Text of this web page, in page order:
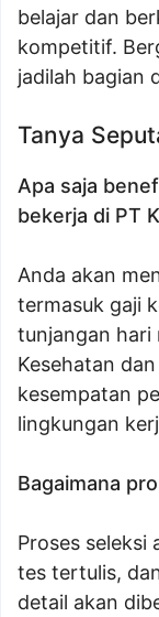
belajar dan
kompetitif.
jadilah bagian
Tanya
Apa saja
bekerja di PT
Anda akan
termasuk gaji
tunjangan hari
Kesehatan
kesempatan
lingkungan
Bagaimana
Proses seleksi
tes tertulis,
detail akan